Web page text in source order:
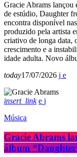
Gracie Abrams lançou
de estúdio, Daughter
encontra disponível
produzido pela artista
criativo de longa data,
crescimento e a
idade adulta. Novo
today17/07/2026
insert_link
Música
Gracie Abrams
álbum